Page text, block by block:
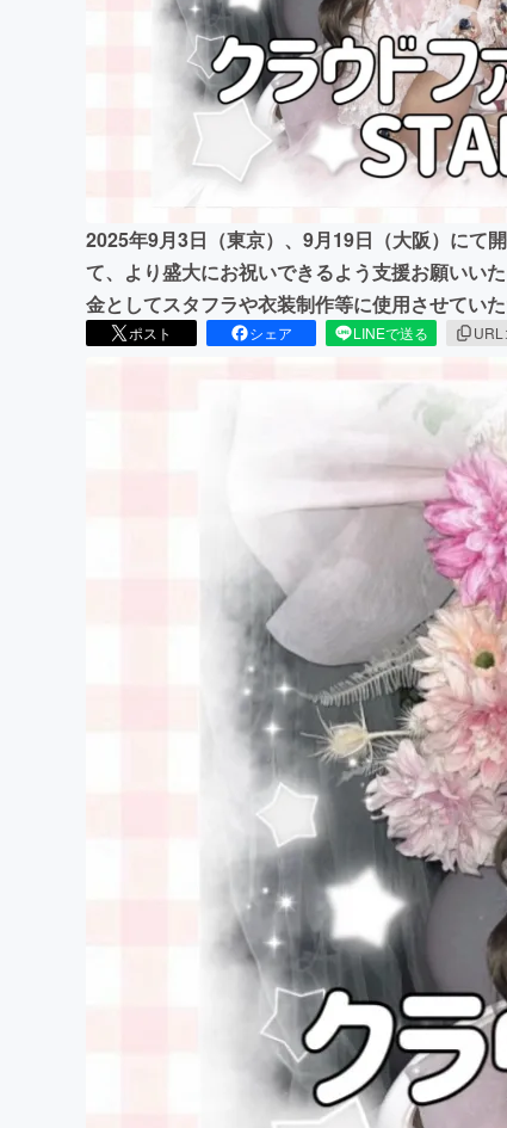
2025年9月3日（東京）、9月19日（大阪）にて
て、より盛大にお祝いできるよう支援お願いい
金としてスタフラや衣装制作等に使用させていた
ポスト シェア LINEで送る URL